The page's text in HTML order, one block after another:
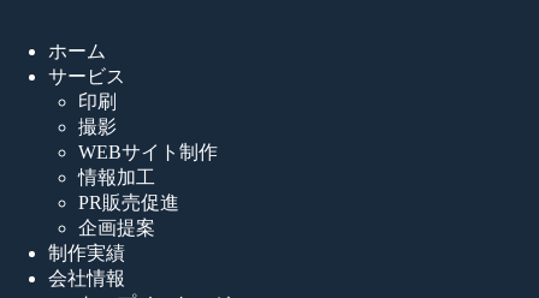
ホーム
サービス
印刷
撮影
WEBサイト制作
情報加工
PR販売促進
企画提案
制作実績
会社情報